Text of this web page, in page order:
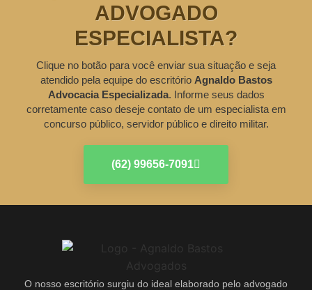
ADVOGADO
ESPECIALISTA?
Clique no botão para você enviar sua situação e seja
atendido pela equipe do escritório Agnaldo Bastos
Advocacia Especializada. Informe seus dados
corretamente caso deseje contato de um especialista em
concurso público, servidor público e direito militar.
(62) 99656-7091
O nosso escritório surgiu do ideal elaborado pelo advogado